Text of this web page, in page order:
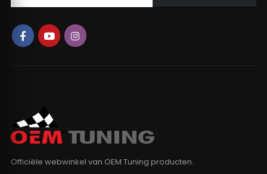
Officiële webwinkel van OEM Tuning producten.